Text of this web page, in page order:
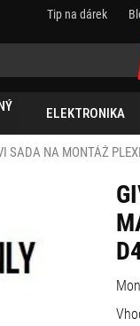
Tip na dárek
ELEKTRONIKA
SADA NA MONTÁŽ